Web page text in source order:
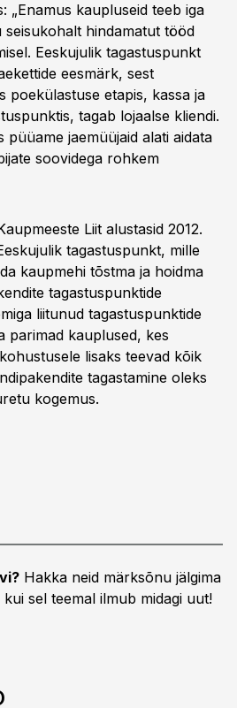
„Enamus kaupluseid teeb iga
seisukohalt hindamatut tööd
Eeskujulik tagastuspunkt
eesmärk, sest
poekülastuse etapis, kassa ja
tagab lojaalse kliendi.
püüame jaemüüjaid alati aidata
soovidega rohkem
Liit alustasid 2012.
tagastuspunkt, mille
kaupmehi tõstma ja hoidma
tagastuspunktide
liitunud tagastuspunktide
parimad kauplused, kes
lisaks teevad kõik
tagastamine oleks
kogemus.
Hakka neid märksõnu jälgima
sel teemal ilmub midagi uut!